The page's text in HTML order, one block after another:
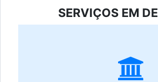
SERVIÇOS EM